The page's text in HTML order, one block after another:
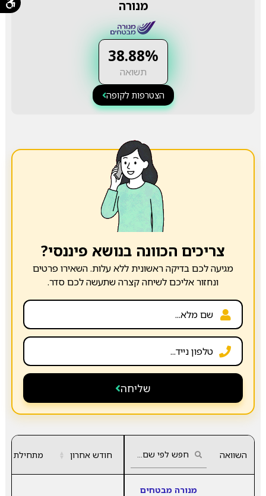
מנורה
38.88%
תשואה
הצטרפות לקופה
צריכים הכוונה בנושא פיננסי?
מגיעה לכם בדיקה ראשונית ללא עלות. השאירו פרטים
ונחזור אליכם לשיחה קצרה שתעשה לכם סדר.
שליחה
השוואה חודש אחרון ▲
▼ מתחילת
מנורה מבטחים